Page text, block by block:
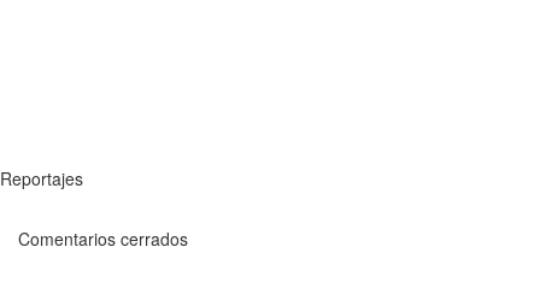
Reportajes
Comentarios cerrados